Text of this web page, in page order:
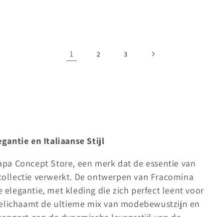
1 2 3
en Italiaanse Stijl
Concept Store, een merk dat de essentie van
verwerkt. De ontwerpen van Fracomina
met kleding die zich perfect leent voor
de ultieme mix van modebewustzijn en